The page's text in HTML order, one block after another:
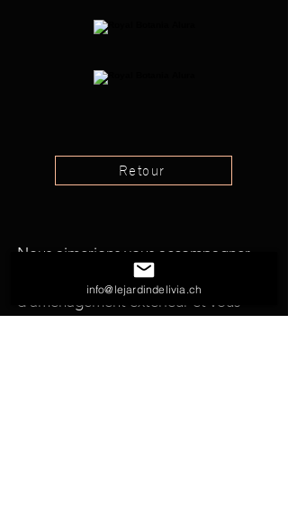
Retour
Nous aimerions vous accompagner
efficacement dans vos projets
d'aménagement extérieur et vous
info@lejardindelivia.ch